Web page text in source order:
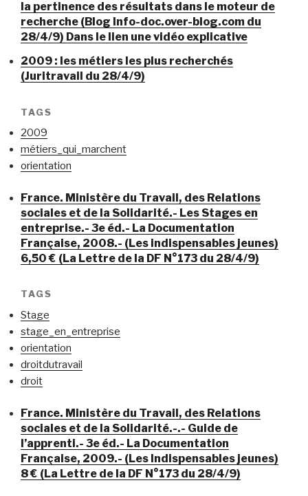
la pertinence des résultats dans le moteur de
recherche (Blog Info-doc.over-blog.com du
28/4/9) Dans le lien une vidéo explicative
2009 : les métiers les plus recherchés
(Juritravail du 28/4/9)
TAGS
2009
métiers_qui_marchent
orientation
France. Ministère du Travail, des Relations
sociales et de la Solidarité.- Les Stages en
entreprise.- 3e éd.- La Documentation
Française, 2008.- (Les indispensables jeunes)
6,50 € (La Lettre de la DF N°173 du 28/4/9)
TAGS
Stage
stage_en_entreprise
orientation
droitdutravail
droit
France. Ministère du Travail, des Relations
sociales et de la Solidarité.-.- Guide de
l’apprenti.- 3e éd.- La Documentation
Française, 2009.- (Les Indispensables jeunes)
8 € (La Lettre de la DF N°173 du 28/4/9)